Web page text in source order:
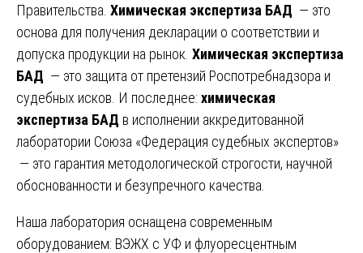
Правительства. Химическая экспертиза БАД — это
основа для получения декларации о соответствии и
допуска продукции на рынок. Химическая экспертиза
БАД — это защита от претензий Роспотребнадзора и
судебных исков. И последнее: химическая
экспертиза БАД в исполнении аккредитованной
лаборатории Союза «Федерация судебных экспертов»
— это гарантия методологической строгости, научной
обоснованности и безупречного качества.
Наша лаборатория оснащена современным
оборудованием: ВЭЖХ с УФ и флуоресцентным